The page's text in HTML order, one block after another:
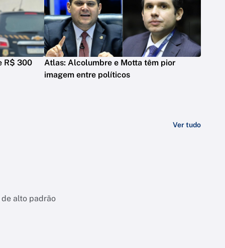
R$ 300
Atlas: Alcolumbre e Motta têm pior
imagem entre políticos
Ver tudo
alto padrão